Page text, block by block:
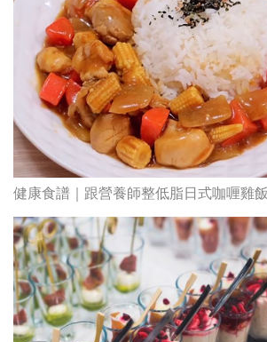
健康食譜｜跟營養師整低脂日式咖喱雞